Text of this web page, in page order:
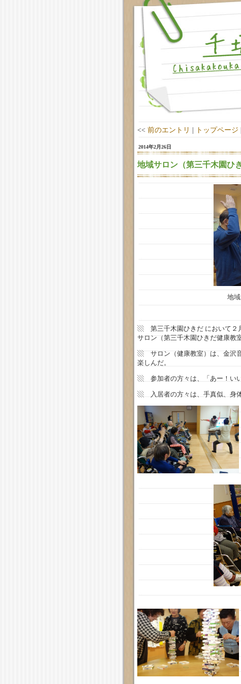
<<前のエントリ | トップページ
2014年2月26日
地域サロン（第三千木園ひ
地
▧ 第三千木園ひきだ において２
サロン（第三千木園ひきだ健康教
▧ サロン（健康教室）は、金沢
楽しんだ。
▧ 参加者の方々は、「あー！いい
▧ 入居者の方々は、手真似、身体